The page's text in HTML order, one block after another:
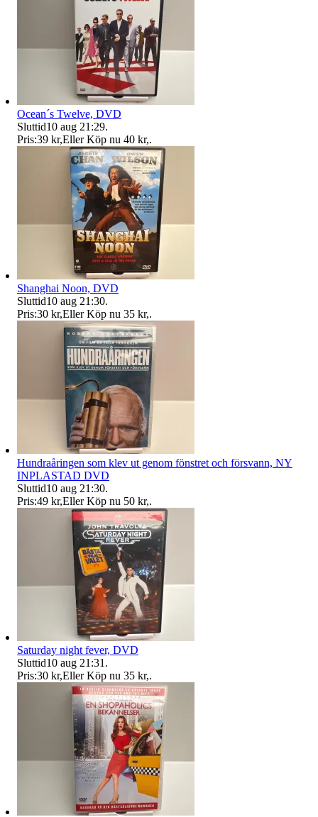
Ocean´s Twelve, DVD
Sluttid10 aug 21:29.
Pris:39 kr,Eller Köp nu 40 kr,.
Shanghai Noon, DVD
Sluttid10 aug 21:30.
Pris:30 kr,Eller Köp nu 35 kr,.
Hundraåringen som klev ut genom fönstret och försvann, NY
INPLASTAD DVD
Sluttid10 aug 21:30.
Pris:49 kr,Eller Köp nu 50 kr,.
Saturday night fever, DVD
Sluttid10 aug 21:31 .
Pris:30 kr,Eller Köp nu 35 kr,.